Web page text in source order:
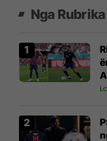
Nga Rubrika